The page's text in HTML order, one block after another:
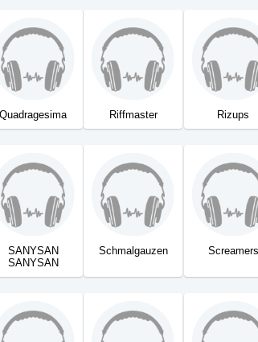
Quadragesima Riffmaster Rizups
SANYSAN
SANYSAN
Schmalgauzen Screamers